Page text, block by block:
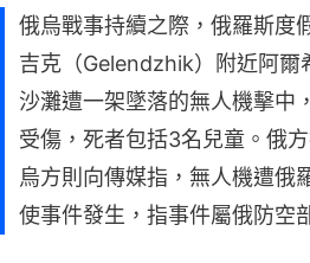
俄烏戰事持續之際，俄羅斯度
吉克（Gelendzhik）附近阿爾
沙灘遭一架墜落的無人機擊中
受傷，死者包括3名兒童。俄
烏方則向傳媒指，無人機遭俄
使事件發生，指事件屬俄防空